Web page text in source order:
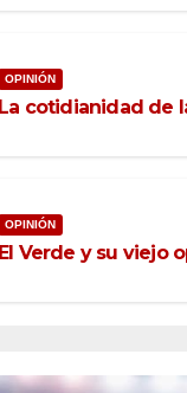
OPINIÓN
La cotidianidad de
OPINIÓN
El Verde y su viejo